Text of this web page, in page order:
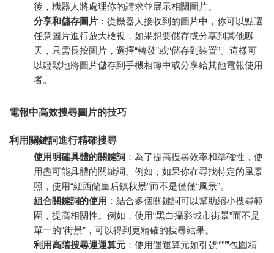
後，機器人將處理你的請求並展示相關圖片。
分享和儲存圖片 ：從機器人接收到的圖片中，你可以點選
任意圖片進行放大檢視，如果想要儲存或分享到其他聊
天，只需長按圖片，選擇“轉發”或“儲存到裝置”。這樣可
以輕鬆地將圖片儲存到手機相簿中或分享給其他電報使用
者。
電報中高效搜尋圖片的技巧
利用關鍵詞進行精確搜尋
使用明確具體的關鍵詞 ：為了提高搜尋效率和準確性，使
用盡可能具體的關鍵詞。例如，如果你在尋找特定的風景
照，使用“紐西蘭皇后鎮秋景”而不是僅僅“風景”。
組合關鍵詞的使用 ：結合多個關鍵詞可以幫助縮小搜尋範
圍，提高相關性。例如，使用“黑白攝影城市街景”而不是
單一的“街景”，可以得到更精確的搜尋結果。
利用高階搜尋運運算元 ：使用運運算元如引號“”””包圍精